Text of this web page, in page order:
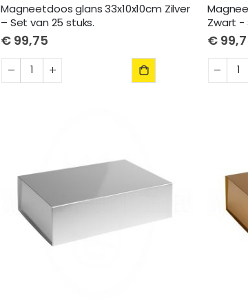
Magneetdoos glans 33x10x10cm Zilver
– Set van 25 stuks.
€ 99,75
Zwart -
€